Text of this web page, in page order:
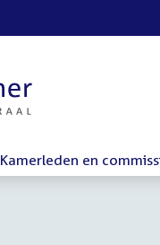
Kamerleden en